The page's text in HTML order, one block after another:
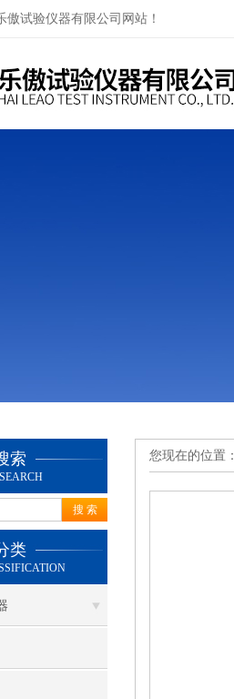
试验仪器有限公司网站！
索
类
您现在的位置：